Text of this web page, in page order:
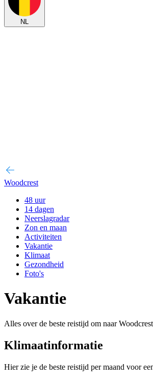
NL
Woodcrest
48 uur
14 dagen
Neerslagradar
Zon en maan
Activiteiten
Vakantie
Klimaat
Gezondheid
Foto's
Vakantie
Alles over de beste reistijd om naar
Klimaatinformatie
Hier zie je de beste reistijd per maand voor